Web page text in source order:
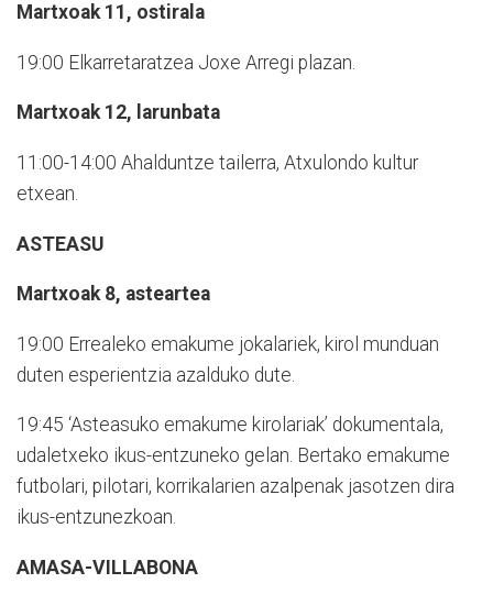
Martxoak 11, ostirala
19:00 Elkarretaratzea Joxe Arregi plazan.
Martxoak 12, larunbata
11:00-14:00 Ahalduntze tailerra, Atxulondo kultur
etxean.
ASTEASU
Martxoak 8, asteartea
19:00 Errealeko emakume jokalariek, kirol munduan
duten esperientzia azalduko dute.
19:45 ‘Asteasuko emakume kirolariak’ dokumentala,
udaletxeko ikus-entzuneko gelan. Bertako emakume
futbolari, pilotari, korrikalarien azalpenak jasotzen dira
ikus-entzunezkoan.
AMASA-VILLABONA